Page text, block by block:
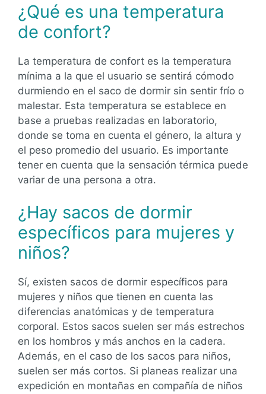
¿Qué es una temperatura
de confort?
La temperatura de confort es la temperatura
mínima a la que el usuario se sentirá cómodo
durmiendo en el saco de dormir sin sentir frío o
malestar. Esta temperatura se establece en
base a pruebas realizadas en laboratorio,
donde se toma en cuenta el género, la altura y
el peso promedio del usuario. Es importante
tener en cuenta que la sensación térmica puede
variar de una persona a otra.
¿Hay sacos de dormir
específicos para mujeres y
niños?
Sí, existen sacos de dormir específicos para
mujeres y niños que tienen en cuenta las
diferencias anatómicas y de temperatura
corporal. Estos sacos suelen ser más estrechos
en los hombros y más anchos en la cadera.
Además, en el caso de los sacos para niños,
suelen ser más cortos. Si planeas realizar una
expedición en montañas en compañía de niños